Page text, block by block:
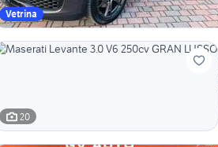
Vetrina
20